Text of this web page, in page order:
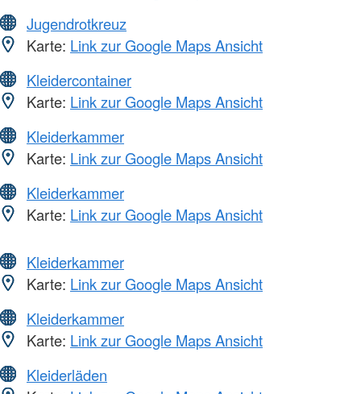
Jugendrotkreuz
Karte: Link zur Google Maps Ansicht
Kleidercontainer
Karte: Link zur Google Maps Ansicht
Kleiderkammer
Karte: Link zur Google Maps Ansicht
Kleiderkammer
Karte: Link zur Google Maps Ansicht
Kleiderkammer
Karte: Link zur Google Maps Ansicht
Kleiderkammer
Karte: Link zur Google Maps Ansicht
Kleiderläden